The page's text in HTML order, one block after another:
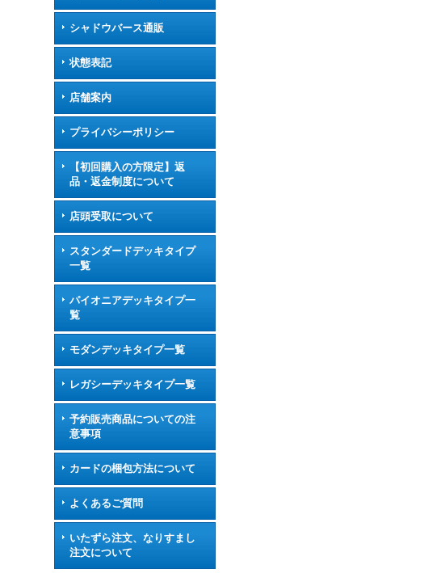
シャドウバース通販
状態表記
店舗案内
プライバシーポリシー
【初回購入の方限定】返
品・返金制度について
店頭受取について
スタンダードデッキタイプ
一覧
パイオニアデッキタイプ一
覧
モダンデッキタイプ一覧
レガシーデッキタイプ一覧
予約販売商品についての注
意事項
カードの梱包方法について
よくあるご質問
いたずら注文、なりすまし
注文について